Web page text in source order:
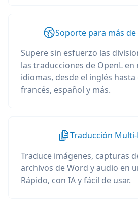
Soporte para más
Supere sin esfuerzo las
las traducciones de OpenL en
idiomas, desde el inglés
francés, español y más.
Traducción
Traduce imágenes, capturas
archivos de Word y audio en
Rápido, con IA y fácil de usar.